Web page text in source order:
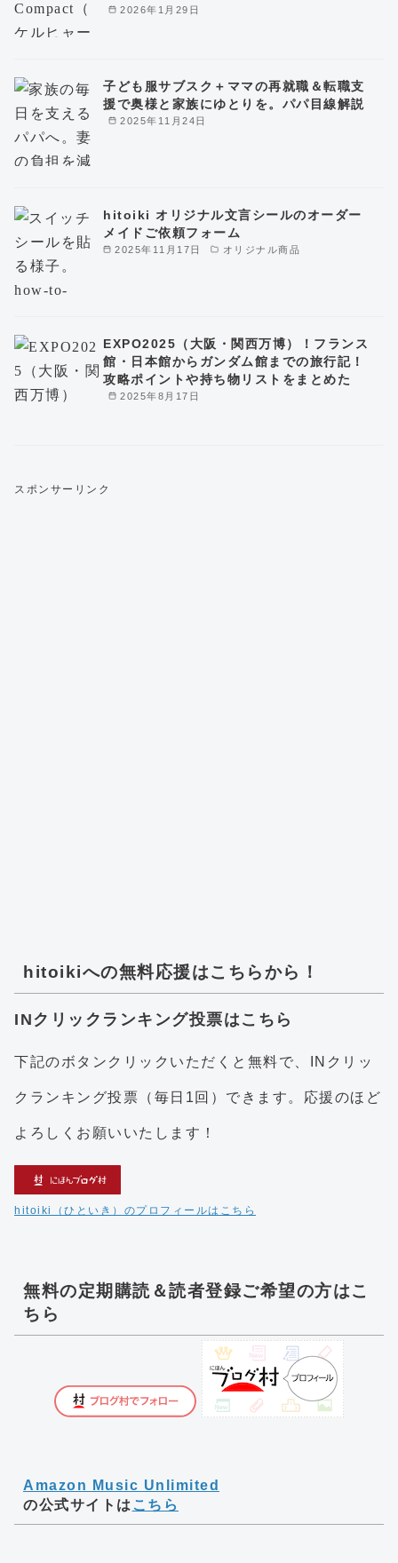
2026年1月29日
2025年11月24日
子ども服サブスク＋ママの再就職＆転職支
援で奥様と家族にゆとりを。パパ目線解説
2025年11月17日 オリジナル商品
hitoiki オリジナル文言シールのオーダー
メイドご依頼フォーム
2025年8月17日
EXPO2025（大阪・関西万博）！フランス
館・日本館からガンダム館までの旅行記！
攻略ポイントや持ち物リストをまとめた
スポンサーリンク
hitoikiへの無料応援はこちらから！
INクリックランキング投票はこちら
下記のボタンクリックいただくと無料で、INクリッ
クランキング投票（毎日1回）できます。応援のほど
よろしくお願いいたします！
hitoiki（ひといき）のプロフィールはこちら
無料の定期購読＆読者登録ご希望の方はこ
ちら
Amazon Music Unlimited
の公式サイトは こちら